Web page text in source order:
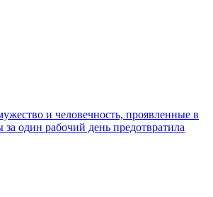
и человечность, проявленные в
один рабочий день предотвратила